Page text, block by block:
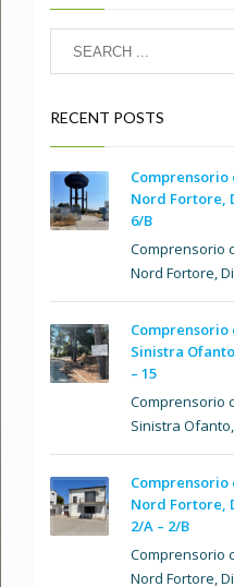
RECENT POSTS
Nord Fortore,
6/B
Comprensorio
Nord Fortore,
Sinistra
– 15
Comprensorio
Sinistra
Nord Fortore,
2/A – 2/B
Comprensorio
Nord Fortore,